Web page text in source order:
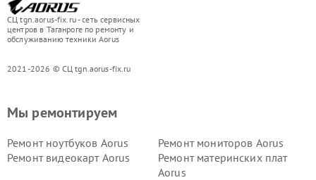
СЦ tgn.aorus-fix.ru - сеть сервисных
центров в Таганроге по ремонту и
обслуживанию техники Aorus
2021-2026 © СЦ tgn.aorus-fix.ru
Мы ремонтируем
Ремонт ноутбуков Aorus
Ремонт мониторов Aorus
Ремонт видеокарт Aorus
Ремонт материнских плат
Aorus